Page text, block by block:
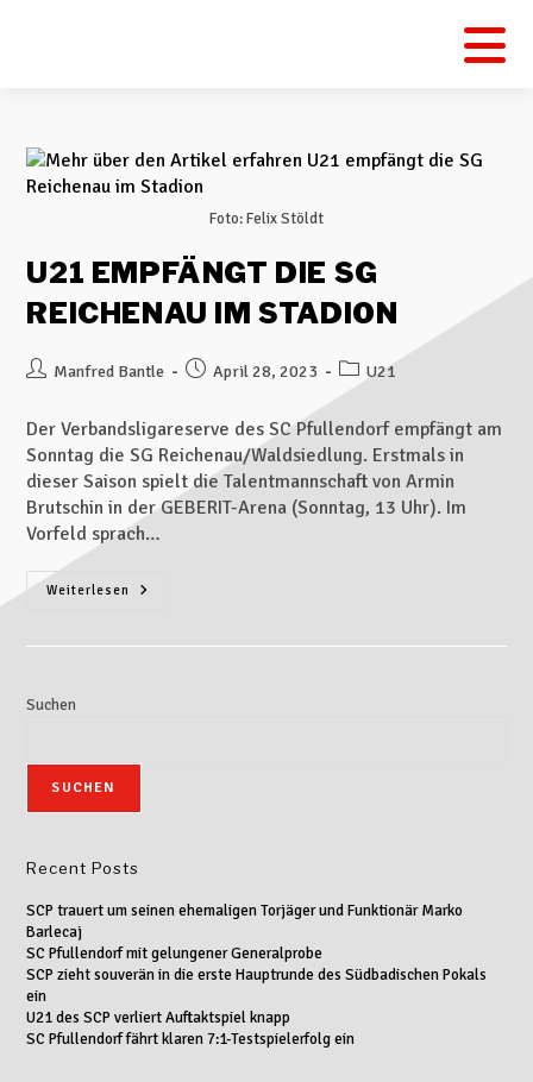
Foto: Felix Stöldt
U21 EMPFÄNGT DIE SG
REICHENAU IM STADION
Manfred Bantle April 28, 2023 U21
Der Verbandsligareserve des SC Pfullendorf empfängt am
Sonntag die SG Reichenau/Waldsiedlung. Erstmals in
dieser Saison spielt die Talentmannschaft von Armin
Brutschin in der GEBERIT-Arena (Sonntag, 13 Uhr). Im
Vorfeld sprach…
Weiterlesen
Suchen
SUCHEN
Recent Posts
SCP trauert um seinen ehemaligen Torjäger und Funktionär Marko
Barlecaj
SC Pfullendorf mit gelungener Generalprobe
SCP zieht souverän in die erste Hauptrunde des Südbadischen Pokals
ein
U21 des SCP verliert Auftaktspiel knapp
SC Pfullendorf fährt klaren 7:1-Testspielerfolg ein